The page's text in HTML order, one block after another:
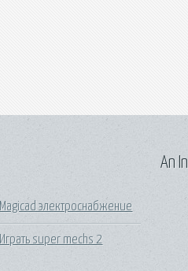
Magicad электроснабжение
Играть super mechs 2
An